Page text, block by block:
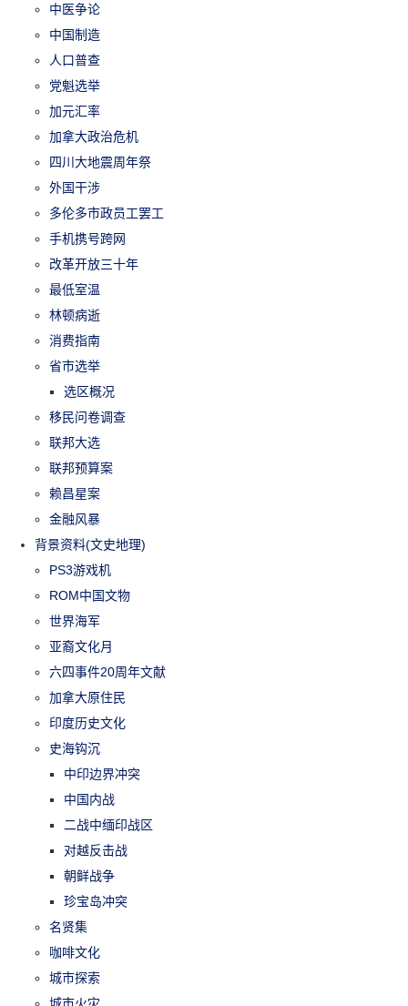
中医争论
中国制造
人口普查
党魁选举
加元汇率
加拿大政治危机
四川大地震周年祭
外国干涉
多伦多市政员工罢工
手机携号跨网
改革开放三十年
最低室温
林顿病逝
消费指南
省市选举
选区概况
移民问卷调查
联邦大选
联邦预算案
赖昌星案
金融风暴
背景资料(文史地理)
PS3游戏机
ROM中国文物
世界海军
亚裔文化月
六四事件20周年文献
加拿大原住民
印度历史文化
史海钩沉
中印边界冲突
中国内战
二战中缅印战区
对越反击战
朝鲜战争
珍宝岛冲突
名贤集
咖啡文化
城市探索